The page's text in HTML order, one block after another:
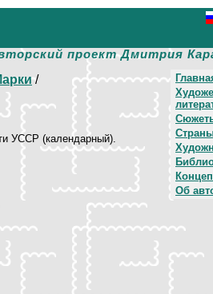
проект Дмитрия
Об
/
УССР (календарный).